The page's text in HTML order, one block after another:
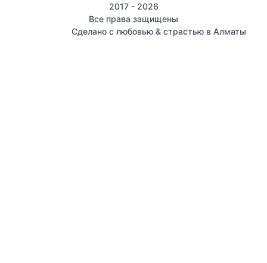
2017 - 2026
Все права защищены
Сделано с любовью & страстью в Алматы